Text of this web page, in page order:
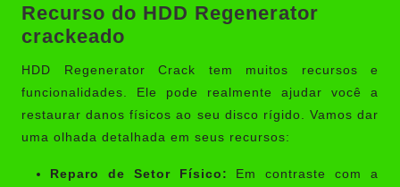
Recurso do HDD Regenerator
crackeado
HDD Regenerator Crack tem muitos recursos e
funcionalidades. Ele pode realmente ajudar você a
restaurar danos físicos ao seu disco rígido. Vamos dar
uma olhada detalhada em seus recursos:
Reparo de Setor Físico:
Em contraste com a